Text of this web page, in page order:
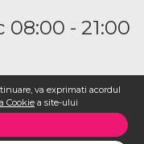
va exprimati acordul
Cookie a site-ului
- 21:00